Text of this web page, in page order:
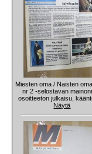
Miesten oma / Naisten
nr 2 -selostavan
osoitteeton julkaisu,
Näytä